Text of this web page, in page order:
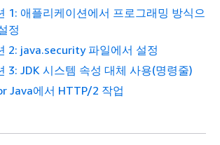
1: 애플리케이션에서 프로그래밍 방식으
정
2: java.security 파일에서 설정
3: JDK 시스템 속성 대체 사용(명령줄)
Java에서 HTTP/2 작업